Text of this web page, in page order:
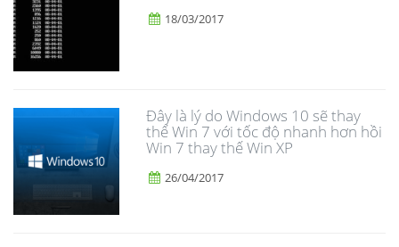
18/03/2017
Đây là lý do Windows 10 sẽ thay
thế Win 7 với tốc độ nhanh hơn hồi
Win 7 thay thế Win XP
26/04/2017